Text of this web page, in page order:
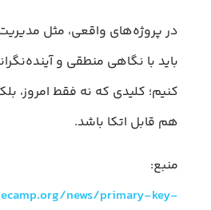
در پروژه‌های واقعی، مثل مدیریت
باید با نگاهی منطقی و
کنیم؛ کلیدی که نه فقط امروز،
هم قابل اتکا باشد.
منبع:
news/primary-key-